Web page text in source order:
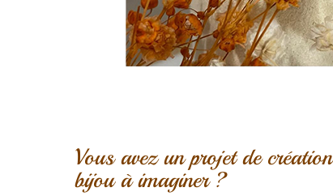
Vous avez un projet de création
bijou à imaginer ?